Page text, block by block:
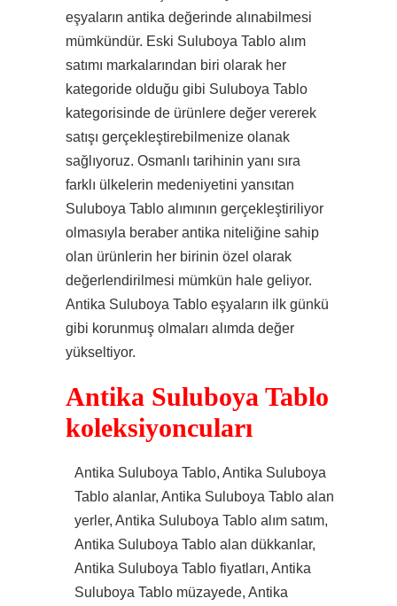
eşyaların antika değerinde alınabilmesi
mümkündür. Eski Suluboya Tablo alım
satımı markalarından biri olarak her
kategoride olduğu gibi Suluboya Tablo
kategorisinde de ürünlere değer vererek
satışı gerçekleştirebilmenize olanak
sağlıyoruz. Osmanlı tarihinin yanı sıra
farklı ülkelerin medeniyetini yansıtan
Suluboya Tablo alımının gerçekleştiriliyor
olmasıyla beraber antika niteliğine sahip
olan ürünlerin her birinin özel olarak
değerlendirilmesi mümkün hale geliyor.
Antika Suluboya Tablo eşyaların ilk günkü
gibi korunmuş olmaları alımda değer
yükseltiyor.
Antika Suluboya Tablo
koleksiyoncuları
Antika Suluboya Tablo, Antika Suluboya
Tablo alanlar, Antika Suluboya Tablo alan
yerler, Antika Suluboya Tablo alım satım,
Antika Suluboya Tablo alan dükkanlar,
Antika Suluboya Tablo fiyatları, Antika
Suluboya Tablo müzayede, Antika